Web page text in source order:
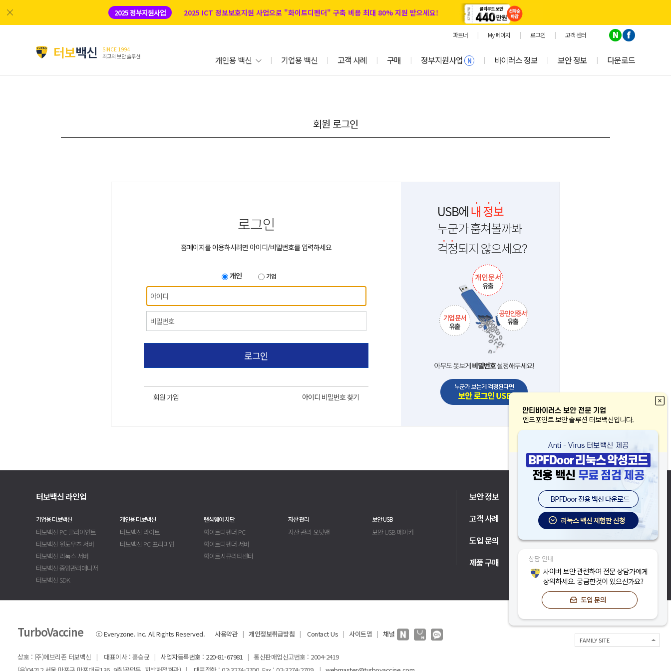
2025 정부지원사업 2025 ICT 정보보호지원 사업으로 "화이트디펜더" 구축 비용 최대 80% 지원 받으세요!
파트너 | My 페이지 | 로그인 | 고객 센터
터보백신
SINCE 1994
최고의 보안 솔루션
개인용 백신 | 기업용 백신 | 고객 사례 | 구매 | 정부지원사업 N | 바이러스 정보 | 보안 정보 | 다운로드
회원 로그인
로그인
홈페이지를 이용하시려면 아이디/비밀번호를 입력하세요
개인 기업
로그인
회원 가입 아이디 비밀번호 찾기
터보백신 라인업
기업용 터보백신
터보백신 PC 클라이언트
터보백신 윈도우즈 서버
터보백신 리눅스 서버
터보백신 중앙관리매니저
터보백신 SDK
개인용 터보백신
터보백신 라이트
터보백신 PC 프리미엄
랜섬웨어 차단
화이트디펜더 PC
화이트디펜더 서버
화이트시큐리티센터
자산 관리
자산 관리 오딧맨
보안 USB
보안 USB 메이커
보안 정보
고객 사례
도입 문의
제품 구매
고객 지원
파트너
TurboVaccine ⓒ Everyzone. Inc. All Rights Reserved. 사용약관 | 개인정보취급방침 | Contact Us | 사이트맵 | 채널
FAMILY SITE
상호 : (주)에브리존 터보백신 | 대표이사 : 홍승균 | 사업자등록번호 : 220-81-67981 | 통신판매업신고번호 : 2004-2419